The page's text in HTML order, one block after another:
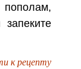
к рецепту